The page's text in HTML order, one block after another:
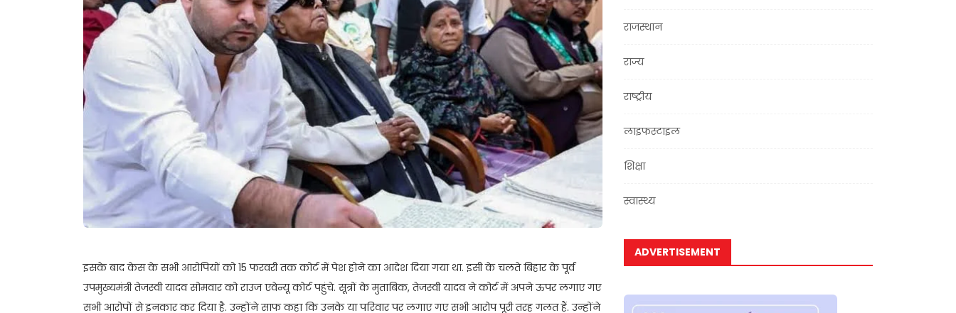
इसके बाद केस के सभी आरोपियों को 15 फरवरी तक कोर्ट में पेश होने का आदेश दिया गया था. इसी के चलते बिहार के पूर्व
उपमुख्यमंत्री तेजस्वी यादव सोमवार को राउज एवेन्यू कोर्ट पहुंचे. सूत्रों के मुताबिक, तेजस्वी यादव ने कोर्ट में अपने ऊपर लगाए गए
सभी आरोपों से इनकार कर दिया है. उन्होंने साफ कहा कि उनके या परिवार पर लगाए गए सभी आरोप पूरी तरह गलत हैं. उन्होंने
राजस्थान
राज्य
राष्ट्रीय
लाइफस्टाइल
शिक्षा
स्वास्थ्य
ADVERTISEMENT